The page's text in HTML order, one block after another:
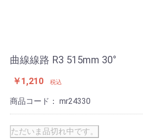
曲線線路 R3 515mm 30°
￥1,210 税込
商品コード： mr24330
ただいま品切れ中です。